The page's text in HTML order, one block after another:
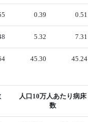
0.39 0.51
5.32 7.31
45.30 45.24
人口10万人あたり病床
数